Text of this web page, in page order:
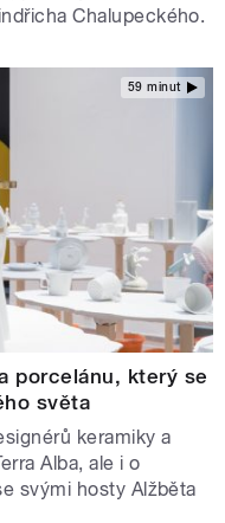
Chalupeckého.
59 minut
porcelánu, který se
světa
keramiky a
Alba, ale i o
svými hosty Alžběta